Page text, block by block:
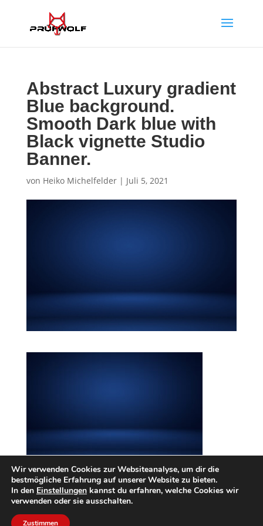
Abstract Luxury gradient
Blue background.
Smooth Dark blue with
Black vignette Studio
Banner.
von Heiko Michelfelder| Juli 5, 2021
INTERN Impressum Datenschutzerklärung
Wir verwenden Cookies zur Websiteanalyse, um dir die
bestmögliche Erfahrung auf unserer Website zu bieten.
In den Einstellungen kannst du erfahren, welche Cookies wir
verwenden oder sie ausschalten.
Zustimmen